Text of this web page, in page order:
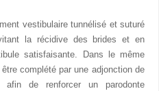
vestibulaire tunnélisé et suturé
la récidive des brides et en
satisfaisante. Dans le même
complété par une adjonction de
de renforcer un parodonte